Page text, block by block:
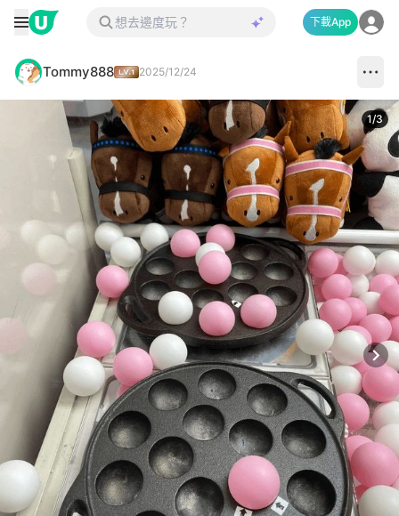
下載App
Tommy888 2025/12/24
1/3